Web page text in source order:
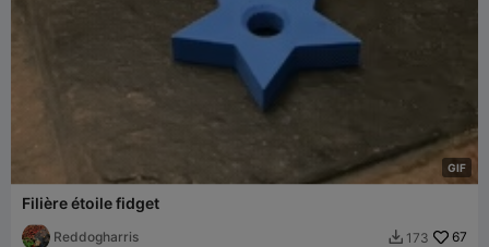
GIF
Filière étoile fidget
Reddogharris  173 67